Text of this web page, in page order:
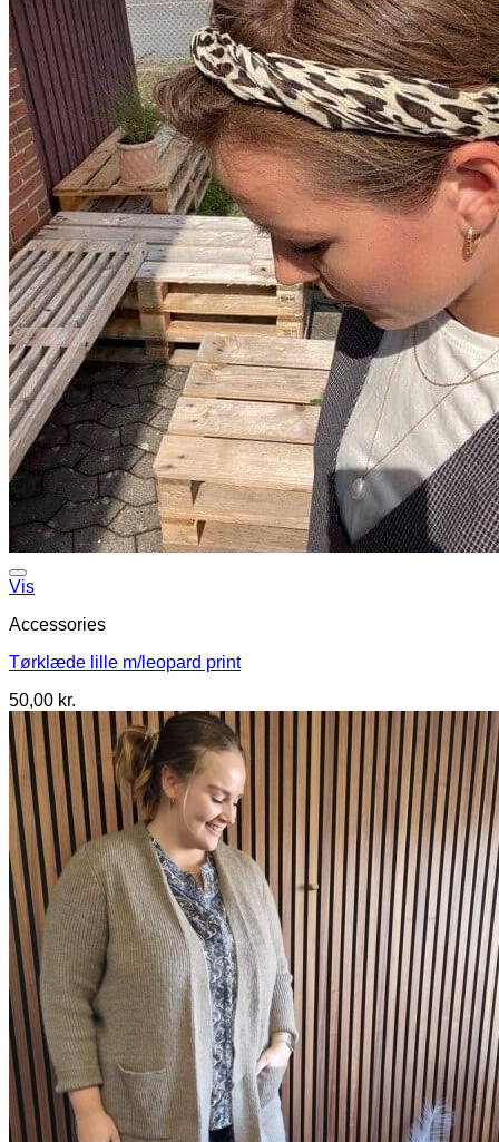
Vis
Accessories
Tørklæde lille m/leopard print
50,00 kr.